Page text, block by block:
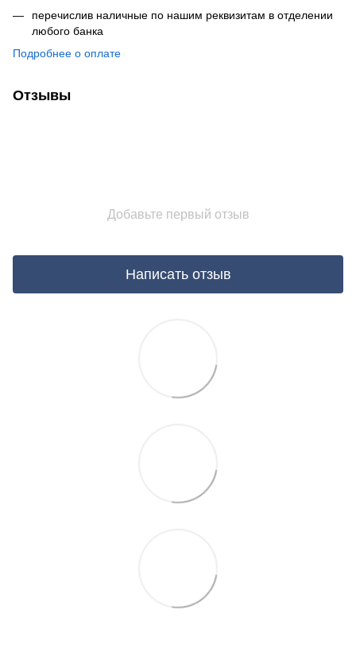
перечислив наличные по нашим реквизитам в отделении
любого банка
Подробнее о оплате
Отзывы
Добавьте первый отзыв
Написать отзыв